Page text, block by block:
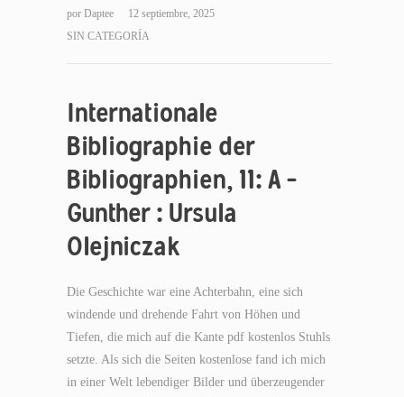
por Daptee
12 septiembre, 2025
SIN CATEGORÍA
Internationale
Bibliographie der
Bibliographien, 11: A –
Gunther : Ursula
Olejniczak
Die Geschichte war eine Achterbahn, eine sich
windende und drehende Fahrt von Höhen und
Tiefen, die mich auf die Kante pdf kostenlos Stuhls
setzte. Als sich die Seiten kostenlose fand ich mich
in einer Welt lebendiger Bilder und überzeugender